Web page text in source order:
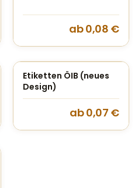
ab0,08 €
Etiketten ÖIB (neues
Design)
ab0,07 €